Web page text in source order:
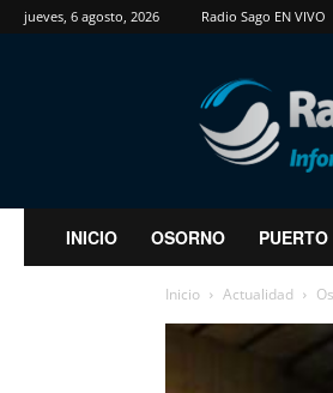
jueves, 6 agosto, 2026 Radio Sago EN VIVO
RadioSago
INICIO OSORNO
Inicio Actualidad